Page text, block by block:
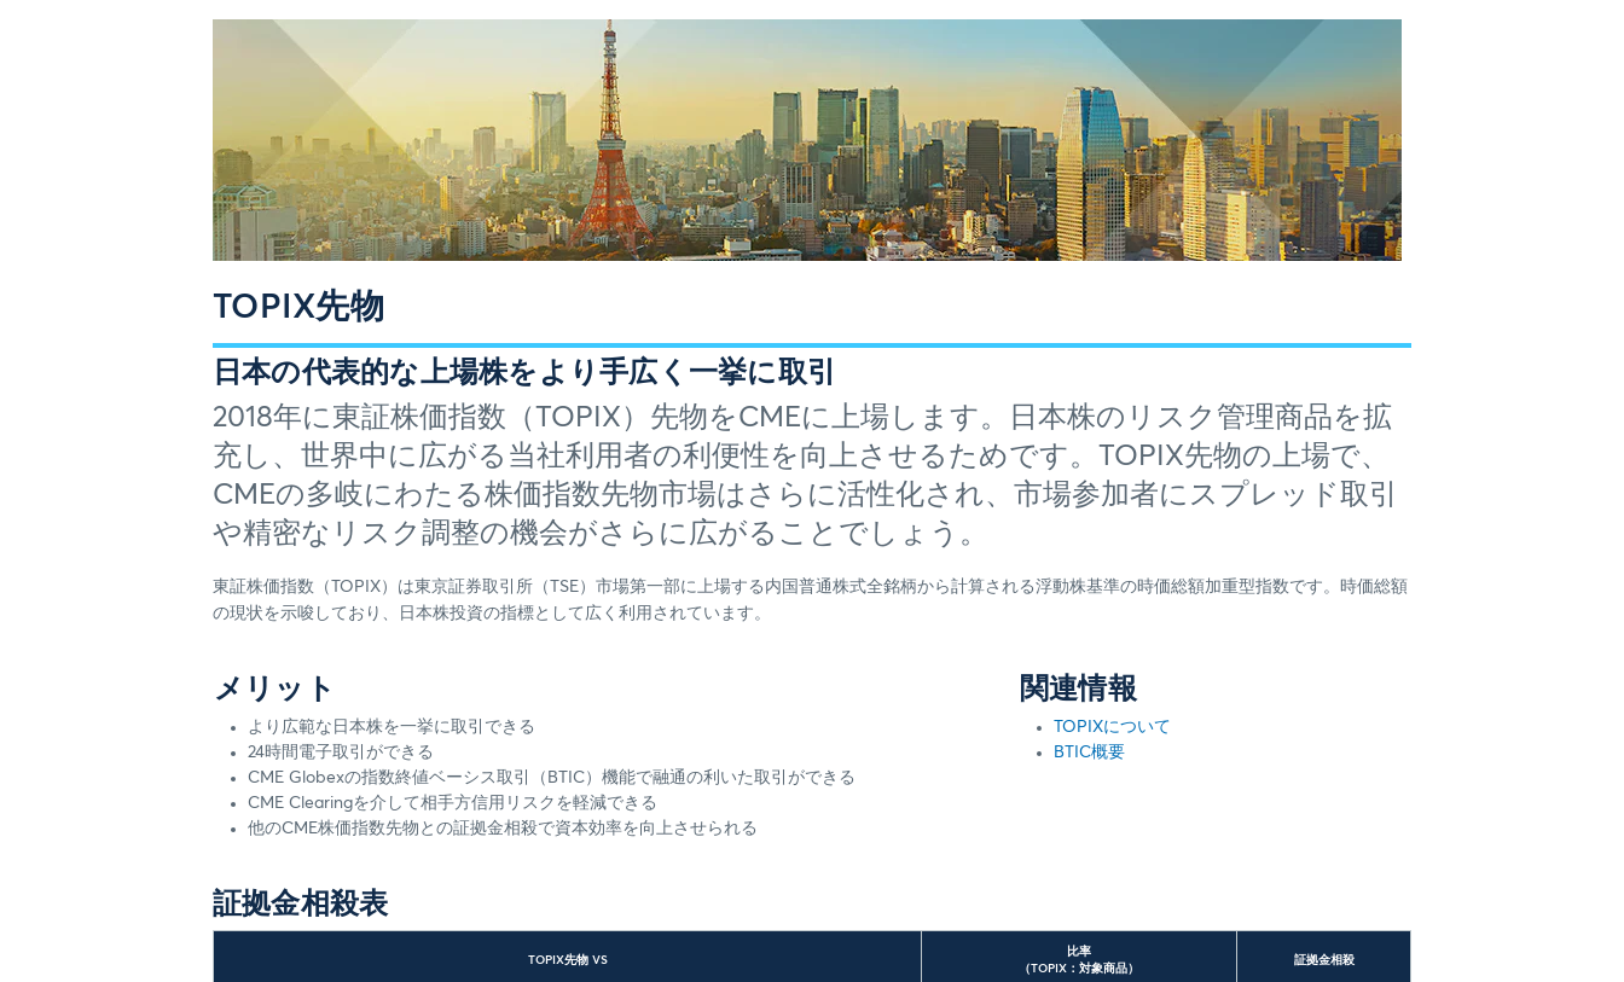
TOPIX先物
日本の代表的な上場株をより手広く一挙に取引
2018年に東証株価指数（TOPIX）先物をCMEに上場します。日本株のリスク管理商品を拡
充し、世界中に広がる当社利用者の利便性を向上させるためです。TOPIX先物の上場で、
CMEの多岐にわたる株価指数先物市場はさらに活性化され、市場参加者にスプレッド取引
や精密なリスク調整の機会がさらに広がることでしょう。
東証株価指数（TOPIX）は東京証券取引所（TSE）市場第一部に上場する内国普通株式全銘柄から計算される浮動株基準の時価総額加重型指数です。時価総額
の現状を示唆しており、日本株投資の指標として広く利用されています。
メリット
より広範な日本株を一挙に取引できる
24時間電子取引ができる
CME Globexの指数終値ベーシス取引（BTIC）機能で融通の利いた取引ができる
CME Clearingを介して相手方信用リスクを軽減できる
他のCME株価指数先物との証拠金相殺で資本効率を向上させられる
関連情報
TOPIXについて
BTIC概要
証拠金相殺表
TOPIX先物 VS
比率
（TOPIX：対象商品）
証拠金相殺